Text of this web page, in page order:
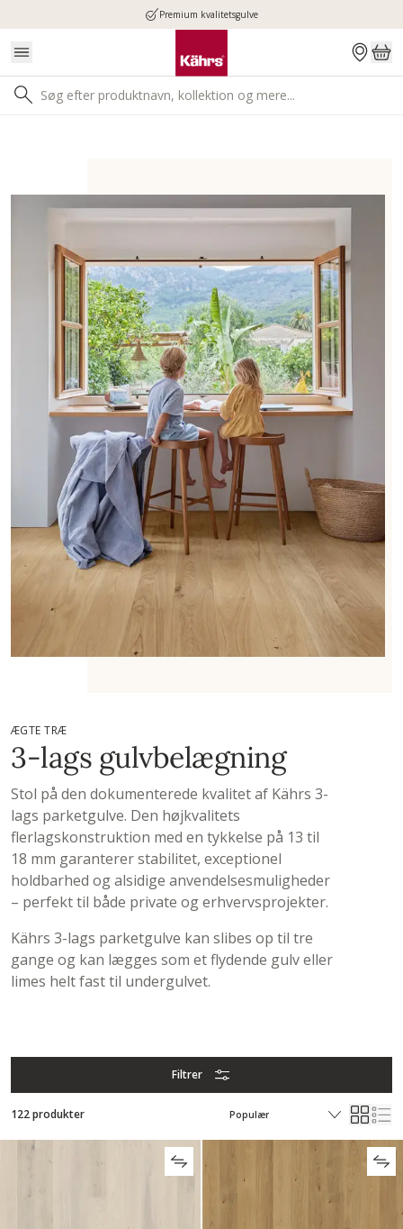
Premium kvalitetsgulve
ÆGTE TRÆ
3-lags gulvbelægning
Stol på den dokumenterede kvalitet af Kährs 3-
lags parketgulve. Den højkvalitets
flerlagskonstruktion med en tykkelse på 13 til
18 mm garanterer stabilitet, exceptionel
holdbarhed og alsidige anvendelsesmuligheder
– perfekt til både private og erhvervsprojekter.
Kährs 3-lags parketgulve kan slibes op til tre
gange og kan lægges som et flydende gulv eller
limes helt fast til undergulvet.
Filtrer
122 produkter